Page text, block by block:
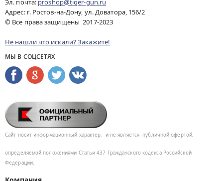
Эл. почта: proshop@tiger-gun.ru
Адрес: г. Ростов-на-Дону, ул. Доватора, 156/2
© Все права защищены 2017-2023
Не нашли что искали? Закажите!
МЫ В СОЦСЕТЯХ
Сайт носит информационный характер, и не является публичной офертой,
определяемой положениями Статьи 437 Гражданского кодекса Российской
Федерации.